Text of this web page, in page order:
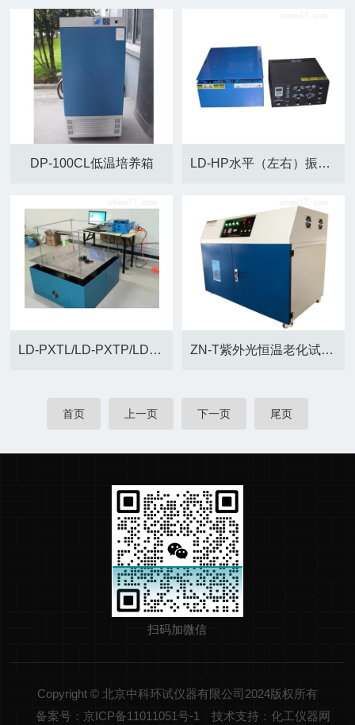
DP-100CL低温培养箱 LD-HP水平（左右）振动试验机北京生产厂家
LD-PXTL/LD-PXTP/LD-PXTW/LD-PXTT微电脑六度空间振动试验机 ZN-T紫外光恒温老化试验箱
首页 上一页 下一页 尾页
扫码加微信
Copyright © 北京中科环试仪器有限公司2024版权所有
备案号：京ICP备11011051号-1
技术支持：化工仪器网